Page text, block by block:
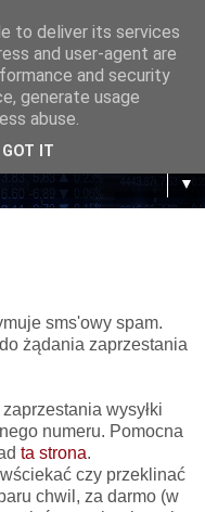
▼
sms'owy spam.
żądania zaprzestania
wysyłki
numeru. Pomocna
ta strona.
czy przeklinać
chwil, za darmo (w
to deliver its services
and user-agent are
and security
generate usage
abuse.
GOT IT